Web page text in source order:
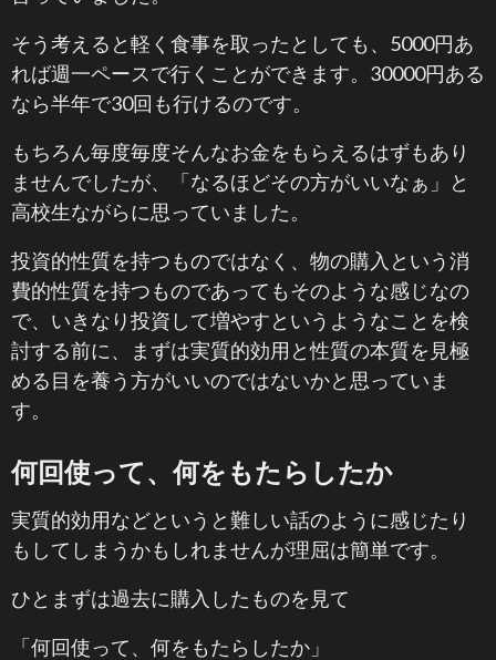
そう考えると軽く食事を取ったとしても、5000円あ
れば週一ペースで行くことができます。30000円ある
なら半年で30回も行けるのです。
もちろん毎度毎度そんなお金をもらえるはずもあり
ませんでしたが、「なるほどその方がいいなぁ」と
高校生ながらに思っていました。
投資的性質を持つものではなく、物の購入という消
費的性質を持つものであってもそのような感じなの
で、いきなり投資して増やすというようなことを検
討する前に、まずは実質的効用と性質の本質を見極
める目を養う方がいいのではないかと思っていま
す。
何回使って、何をもたらしたか
実質的効用などというと難しい話のように感じたり
もしてしまうかもしれませんが理屈は簡単です。
ひとまずは過去に購入したものを見て
「何回使って、何をもたらしたか」